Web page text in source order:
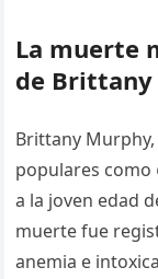
La muerte
de
Brittany
populares como
a la joven edad
muerte fue
anemia e